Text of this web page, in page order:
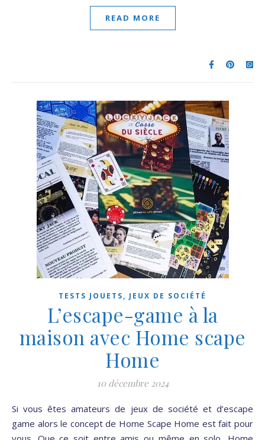
READ MORE
TESTS JOUETS, JEUX DE SOCIÉTÉ
L’escape-game à la
maison avec Home scape
Home
10 décembre 2024
Si vous êtes amateurs de jeux de société et d’escape
game alors le concept de Home Scape Home est fait pour